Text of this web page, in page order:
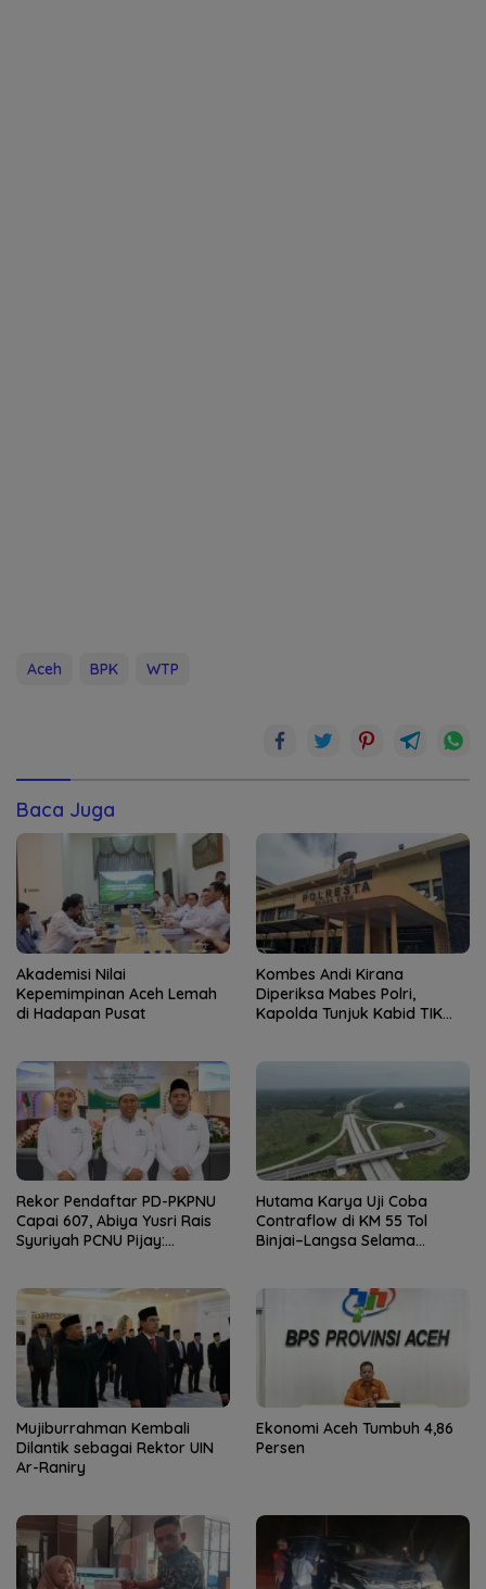
Aceh BPK WTP
Baca Juga
Akademisi Nilai
Kepemimpinan Aceh Lemah
di Hadapan Pusat
Kombes Andi Kirana
Diperiksa Mabes Polri,
Kapolda Tunjuk Kabid TIK
Rekor Pendaftar PD-PKPNU
Capai 607, Abiya Yusri Rais
Syuriyah PCNU Pijay:
Hutama Karya Uji Coba
Contraflow di KM 55 Tol
Binjai–Langsa Selama
Mujiburrahman Kembali
Dilantik sebagai Rektor UIN
Ar-Raniry
Ekonomi Aceh Tumbuh 4,86
Persen